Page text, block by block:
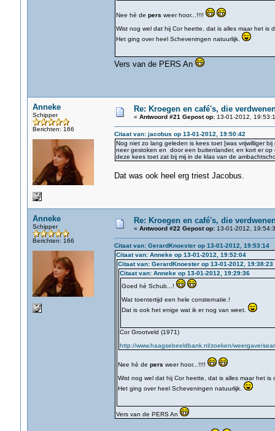
Nee hè de pers weer hoor...!!!!
Wist nog wel dat hij Cor heette, dat is alles maar het is
Het ging over heel Scheveningen natuurlijk.
Vers van de PERS An
Anneke
Schipper
Berichten: 166
Re: Kroegen en café's, die
« Antwoord #21 Gepost op:13-01-2012,
Citaat van: jacobus op 13-01-2012, 19:50:42
Nog niet zo lang geleden is kees toet [was vrijwilliger
neer gestoken en door een buitenlander, en kort er op
deze kees toet zat bij mij in de klas van de
Dat was ook heel erg triest Jacobus.
Anneke
Schipper
Berichten: 166
Re: Kroegen en café's, die
« Antwoord #22 Gepost op:13-01-2012,
Citaat van: GerardKnoester op 13-01-2012, 19:53:14
Citaat van: Anneke op 13-01-2012, 19:52:04
Citaat van: GerardKnoester op 13-01-2012, 19:38:23
Citaat van: Anneke op 13-01-2012, 19:29:36
Goed hè Schub...!
Wat toentertijd een hele consternatie.!
Dat is ook het enige wat ik er nog van weet.
Cor Grootveld (1971)
http://www.haagsebeeldbank.nl/zoeken/weergave/
Nee hè de pers weer hoor...!!!!
Wist nog wel dat hij Cor heette, dat is alles maar het
Het ging over heel Scheveningen natuurlijk.
Vers van de PERS An